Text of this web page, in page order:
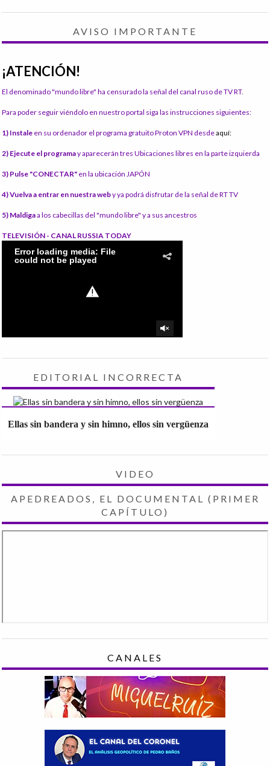
AVISO IMPORTANTE
¡ATENCIÓN!
El denominado "mundo libre" ha censurado la señal del canal ruso de TV RT.
Para poder seguir viéndolo en nuestro portal siga las instrucciones siguientes:
1) Instale en su ordenador el programa gratuito Proton VPN desdeaquí:
2) Ejecute el programay aparecerán tres Ubicaciones libres en la parte izquierda
3) Pulse "CONECTAR" en la ubicación JAPÓN
4) Vuelva a entrar en nuestra weby ya podrá disfrutar de la señal de RT TV
5) Maldigaa los cabecillas del "mundo libre" y a sus ancestros
TELEVISIÓN - CANAL RUSSIA TODAY
EDITORIAL INCORRECTA
Ellas sin bandera y sin himno, ellos sin vergüenza
VIDEO
APEDREADOS, EL DOCUMENTAL (PRIMER
CAPÍTULO)
CANALES